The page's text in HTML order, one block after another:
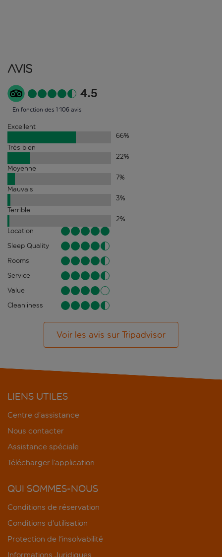
Avis
4.5
En fonction des 1'106 avis
Excellent
66%
Très bien
22%
Moyenne
7%
Mauvais
3%
Terrible
2%
Location
Sleep Quality
Rooms
Service
Value
Cleanliness
Voir les avis sur Tripadvisor
LIENS UTILES
Centre d’assistance
Nous contacter
Assistance spéciale
Télécharger l’application
QUI SOMMES-NOUS
Conditions de réservation
Conditions d’utilisation
Protection de l'insolvabilité
Informations Juridiques